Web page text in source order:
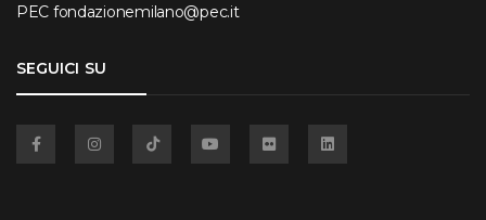
PEC fondazionemilano@pec.it
SEGUICI SU